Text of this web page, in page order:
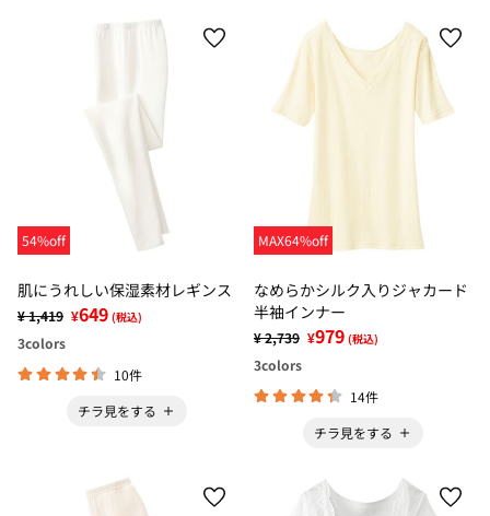
54%off
肌にうれしい保湿素材レギンス
¥ 1,419 ¥649 (税込)
3colors
10件
チラ見をする
MAX64%off
なめらかシルク入りジャカード
半袖インナー
¥ 2,739 ¥979 (税込)
3colors
14件
チラ見をする